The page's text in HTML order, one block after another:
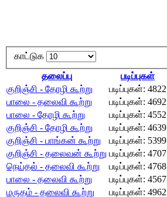
காட்டுக
தலைப்பு
படிப்புகள்
குறிஞ்சி - தோழி கூற்று
படிப்புகள்: 4822
பாலை - தலைவி கூற்று
படிப்புகள்: 4692
பாலை - தோழி கூற்று
படிப்புகள்: 4552
குறிஞ்சி - தோழி கூற்று
படிப்புகள்: 4639
குறிஞ்சி - பாங்கன் கூற்று
படிப்புகள்: 5399
குறிஞ்சி - தலைவன் கூற்று படிப்புகள்: 4707
நெய்தல் - தலைவி கூற்று
படிப்புகள்: 4768
பாலை - தலைவி கூற்று
படிப்புகள்: 4567
மருதம் - தலைவி கூற்று
படிப்புகள்: 4962